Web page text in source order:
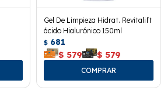
Gel De Limpieza Hidrat. Revitalift
ácido Hialurónico 150ml
$ 681
$ 579 $ 579